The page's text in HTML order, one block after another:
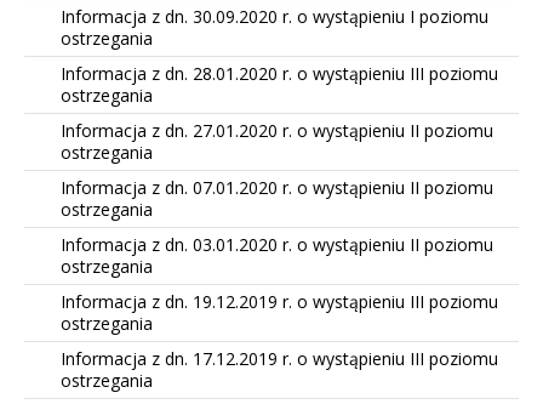
Informacja z dn. 30.09.2020 r. o wystąpieniu I poziomu
ostrzegania
Informacja z dn. 28.01.2020 r. o wystąpieniu III poziomu
ostrzegania
Informacja z dn. 27.01.2020 r. o wystąpieniu II poziomu
ostrzegania
Informacja z dn. 07.01.2020 r. o wystąpieniu II poziomu
ostrzegania
Informacja z dn. 03.01.2020 r. o wystąpieniu II poziomu
ostrzegania
Informacja z dn. 19.12.2019 r. o wystąpieniu III poziomu
ostrzegania
Informacja z dn. 17.12.2019 r. o wystąpieniu III poziomu
ostrzegania